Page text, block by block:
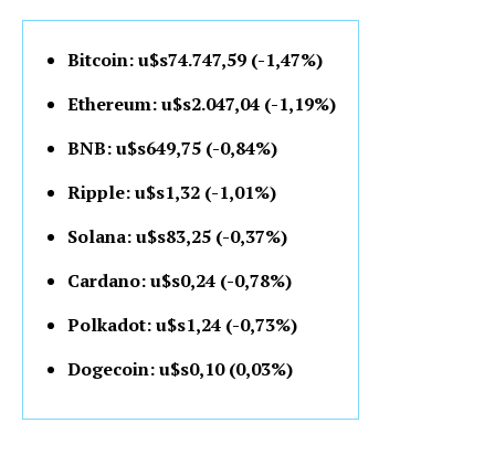
Bitcoin: u$s74.747,59 (-1,47%)
Ethereum: u$s2.047,04 (-1,19%)
BNB: u$s649,75 (-0,84%)
Ripple: u$s1,32 (-1,01%)
Solana: u$s83,25 (-0,37%)
Cardano: u$s0,24 (-0,78%)
Polkadot: u$s1,24 (-0,73%)
Dogecoin: u$s0,10 (0,03%)